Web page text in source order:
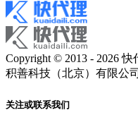
Copyright © 2013 - 2026 快
积善科技（北京）有限公司
关注或联系我们